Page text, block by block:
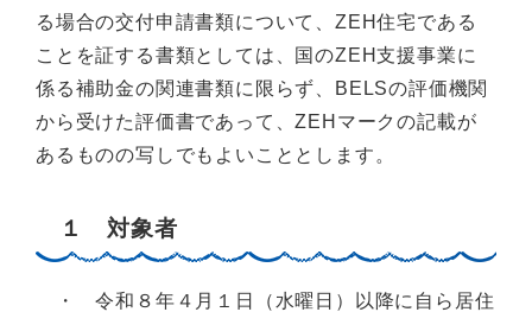
る場合の交付申請書類について、ZEH住宅である
ことを証する書類としては、国のZEH支援事業に
係る補助金の関連書類に限らず、BELSの評価機関
から受けた評価書であって、ZEHマークの記載が
あるものの写しでもよいこととします。
１ 対象者
・ 令和８年４月１日（水曜日）以降に自ら居住